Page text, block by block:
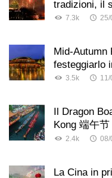
tradizioni, il
7.3k 25/
Mid-Autumn
festeggiarlo
3.5k 11/
Il Dragon
Kong 端午节
2.4k 08/
La Cina in